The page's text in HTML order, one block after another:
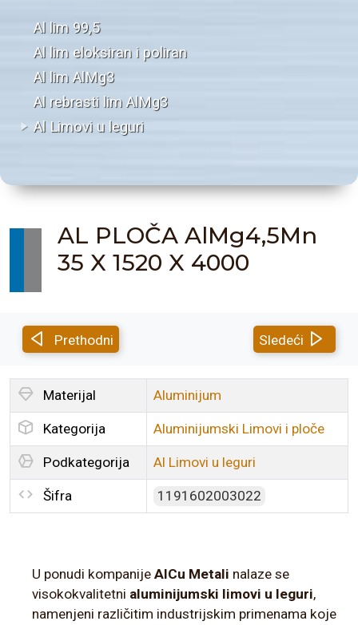
Al lim 99,5
Al lim eloksiran i poliran
Al lim AlMg3
Al rebrasti lim AlMg3
Al Limovi u leguri
AL PLOČA AlMg4,5Mn
35 X 1520 X 4000
Prethodni Sledeći
Materijal Aluminijum
Kategorija Aluminijumski Limovi i ploče
Podkategorija Al Limovi u leguri
Šifra 1191602003022
U ponudi kompanije AlCu Metali nalaze se
visokokvalitetni aluminijumski limovi u leguri,
namenjeni različitim industrijskim primenama koje